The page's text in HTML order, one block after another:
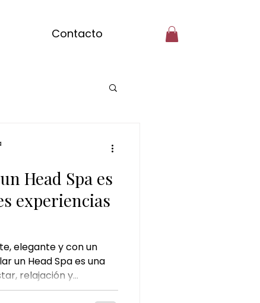
Contacto
masajes del mundo
Head Spa es
experiencias
elegante y con un
un Head Spa es una
relajación y
inolvidable.